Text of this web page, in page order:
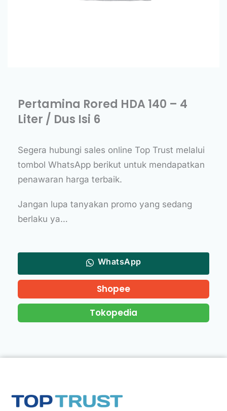
Pertamina Rored HDA 140 – 4
Liter / Dus Isi 6
Segera hubungi sales online Top Trust melalui
tombol WhatsApp berikut untuk mendapatkan
penawaran harga terbaik.
Jangan lupa tanyakan promo yang sedang
berlaku ya…
WhatsApp
Shopee
Tokopedia